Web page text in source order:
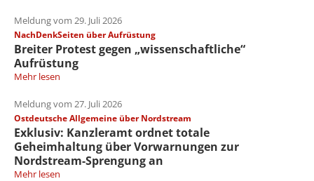
Meldung vom 29. Juli 2026
NachDenkSeiten über Aufrüstung
Breiter Protest gegen „wissenschaftliche“
Aufrüstung
Mehr lesen
Meldung vom 27. Juli 2026
Ostdeutsche Allgemeine über Nordstream
Exklusiv: Kanzleramt ordnet totale
Geheimhaltung über Vorwarnungen zur
Nordstream-Sprengung an
Mehr lesen